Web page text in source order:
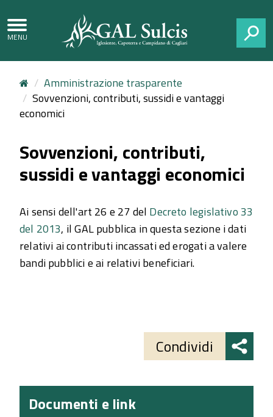
Amministrazione trasparente
Sovvenzioni, contributi, sussidi e vantaggi
economici
Sovvenzioni, contributi,
sussidi e vantaggi economici
Ai sensi dell'art 26 e 27 del Decreto legislativo 33
del 2013, il GAL pubblica in questa sezione i dati
relativi ai contributi incassati ed erogati a valere
bandi pubblici e ai relativi beneficiari.
Condividi
Documenti e link